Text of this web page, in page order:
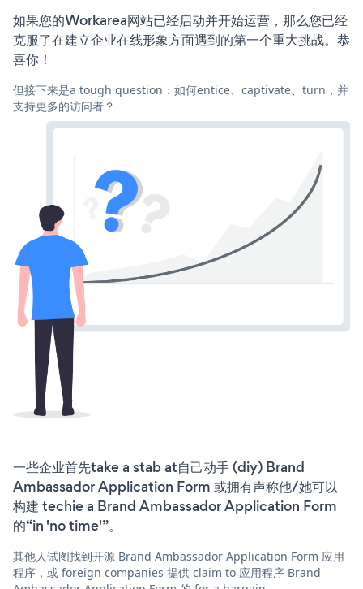
如果您的Workarea网站已经启动并开始运营，那么您已经
克服了在建立企业在线形象方面遇到的第一个重大挑战。恭
喜你！
但接下来是a tough question：如何entice、captivate、turn，并
支持更多的访问者？
一些企业首先take a stab at自己动手 (diy) Brand
Ambassador Application Form 或拥有声称他/她可以
构建 techie a Brand Ambassador Application Form
的“in 'no time'”。
其他人试图找到开源 Brand Ambassador Application Form 应用
程序，或 foreign companies 提供 claim to 应用程序 Brand